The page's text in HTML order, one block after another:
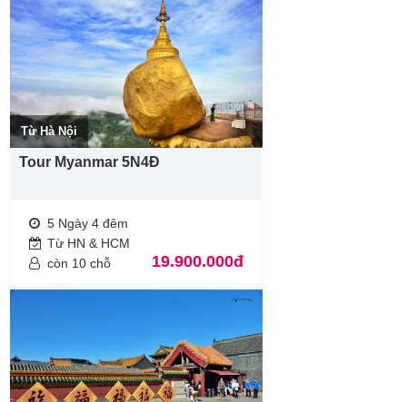
Từ Hà Nội
Tour Myanmar 5N4Đ
5 Ngày 4 đêm
Từ HN & HCM
còn 10 chỗ
19.900.000đ